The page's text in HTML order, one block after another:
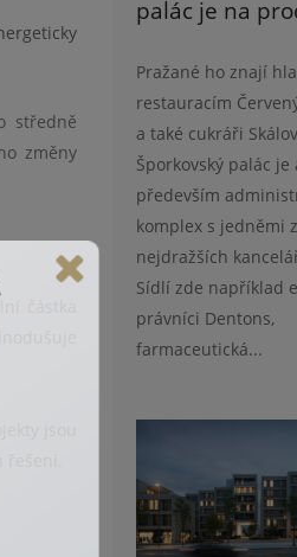
MAPA PRODANÝCH A
středně
změny
částka
jsou
palác je na
Pražané ho znají
restauracím
a také cukráři
Šporkovský palác je
především
komplex s jedněmi z
nejdražších
Sídlí zde například
právníci Dentons,
farmaceutická...